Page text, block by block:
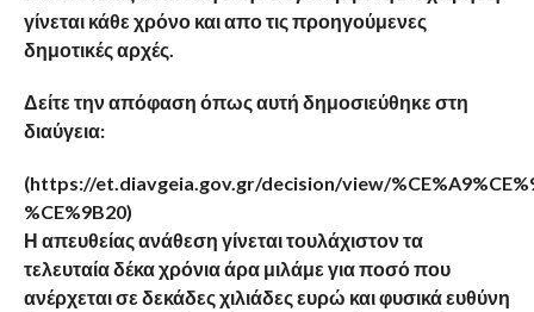
γίνεται κάθε χρόνο και απο τις προηγούμενες
δημοτικές αρχές.
Δείτε την απόφαση όπως αυτή δημοσιεύθηκε στη
διαύγεια:
(https://et.diavgeia.gov.gr/decision/view/
%CE%9B20)
Η απευθείας ανάθεση γίνεται τουλάχιστον τα
τελευταία δέκα χρόνια άρα μιλάμε για ποσό που
ανέρχεται σε δεκάδες χιλιάδες ευρώ και φυσικά ευθύνη